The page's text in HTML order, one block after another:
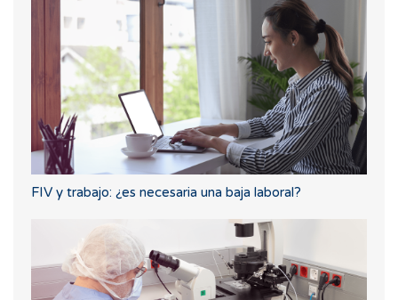
FIV y trabajo: ¿es necesaria una baja laboral?